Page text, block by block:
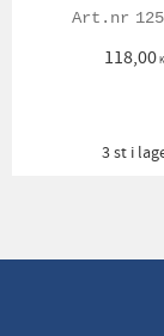
118,00
3 st i